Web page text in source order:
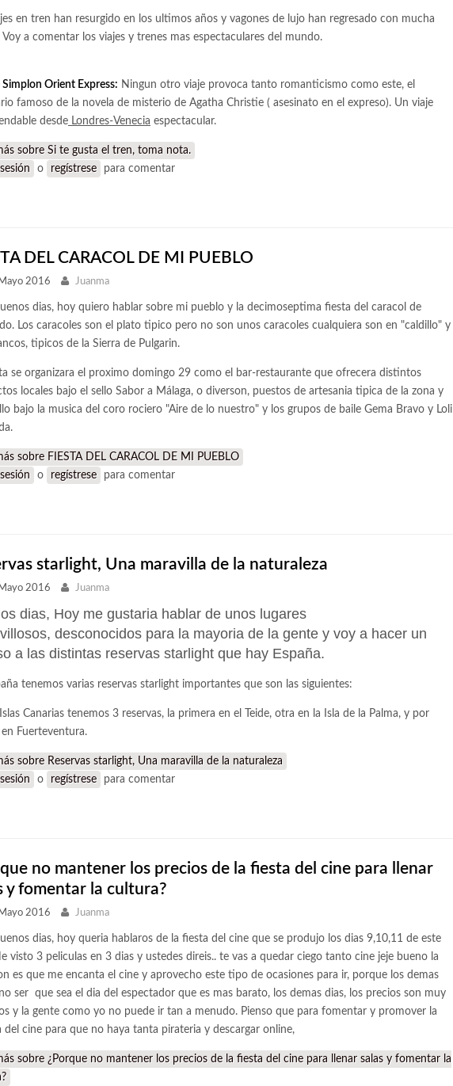
en tren han resurgido en los ultimos años y vagones de lujo han regresado con mucha
Voy a comentar los viajes y trenes mas espectaculares del mundo.
Simplon Orient Express: Ningun otro viaje provoca tanto romanticismo como este, el
famoso de la novela de misterio de Agatha Christie ( asesinato en el expreso). Un viaje
desde Londres-Venecia espectacular.
sobre Si te gusta el tren, toma nota.
o regístrese para comentar
DEL CARACOL DE MI PUEBLO
2016 Juanma
dias, hoy quiero hablar sobre mi pueblo y la decimoseptima fiesta del caracol de
Los caracoles son el plato tipico pero no son unos caracoles cualquiera son en "caldillo" y
tipicos de la Sierra de Pulgarin.
se organizara el proximo domingo 29 como el bar-restaurante que ofrecera distintos
locales bajo el sello Sabor a Málaga, o diverson, puestos de artesania tipica de la zona y
bajo la musica del coro rociero "Aire de lo nuestro" y los grupos de baile Gema Bravo y Loli
sobre FIESTA DEL CARACOL DE MI PUEBLO
o regístrese para comentar
starlight, Una maravilla de la naturaleza
2016 Juanma
dias, Hoy me gustaria hablar de unos lugares
desconocidos para la mayoria de la gente y voy a hacer un
a las distintas reservas starlight que hay España.
tenemos varias reservas starlight importantes que son las siguientes:
Canarias tenemos 3 reservas, la primera en el Teide, otra en la Isla de la Palma, y por
Fuerteventura.
sobre Reservas starlight, Una maravilla de la naturaleza
o regístrese para comentar
no mantener los precios de la fiesta del cine para llenar
y fomentar la cultura?
2016 Juanma
dias, hoy queria hablaros de la fiesta del cine que se produjo los dias 9,10,11 de este
visto 3 peliculas en 3 dias y ustedes direis.. te vas a quedar ciego tanto cine jeje bueno la
es que me encanta el cine y aprovecho este tipo de ocasiones para ir, porque los demas
ser que sea el dia del espectador que es mas barato, los demas dias, los precios son muy
y la gente como yo no puede ir tan a menudo. Pienso que para fomentar y promover la
del cine para que no haya tanta pirateria y descargar online,
sobre ¿Porque no mantener los precios de la fiesta del cine para llenar salas y fomentar la